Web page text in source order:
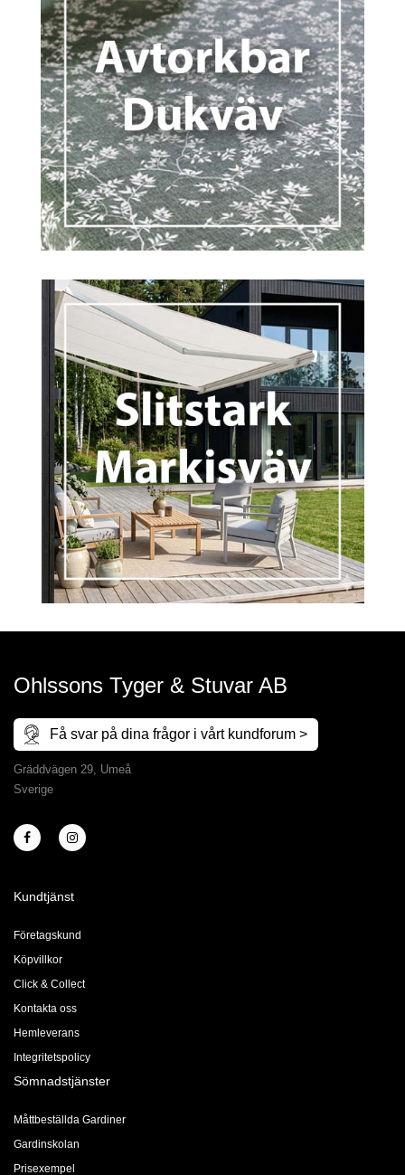
Ohlssons Tyger & Stuvar AB
Få svar på dina frågor i vårt kundforum >
Gräddvägen 29, Umeå
Sverige
Kundtjänst
Företagskund
Köpvillkor
Click & Collect
Kontakta oss
Hemleverans
Integritetspolicy
Sömnadstjänster
Måttbeställda Gardiner
Gardinskolan
Prisexempel